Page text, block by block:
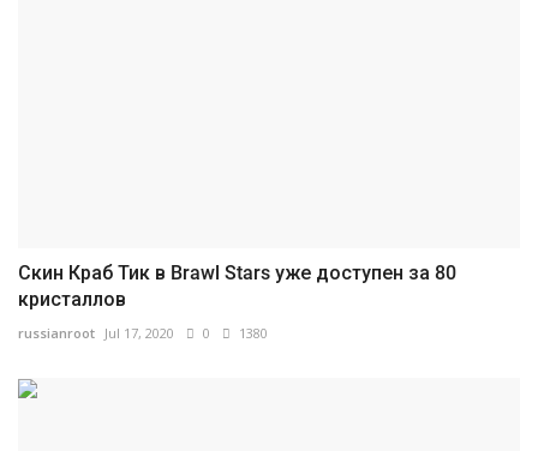
Скин Краб Тик в Brawl Stars уже доступен за 80
кристаллов
russianroot Jul 17, 2020 0 1380